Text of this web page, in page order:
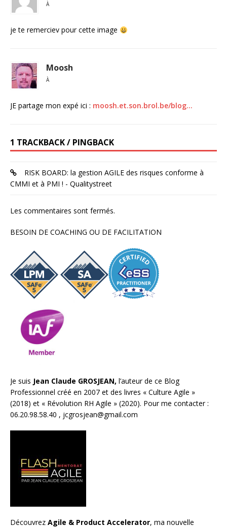
À
je te remerciev pour cette image
Moosh
À
JE partage mon expé ici : moosh.et.son.brol.be/blog…
1 TRACKBACK / PINGBACK
RISK BOARD: la gestion AGILE des risques conforme à
CMMI et à PMI ! - Qualitystreet
Les commentaires sont fermés.
BESOIN DE COACHING OU DE FACILITATION
Je suis Jean Claude GROSJEAN, l’auteur de ce Blog
Professionnel créé en 2007 et des livres « Culture Agile »
(2018) et « Révolution RH Agile » (2020). Pour me contacter :
06.20.98.58.40 , jcgrosjean@gmail.com
Découvrez Agile & Product Accelerator, ma nouvelle